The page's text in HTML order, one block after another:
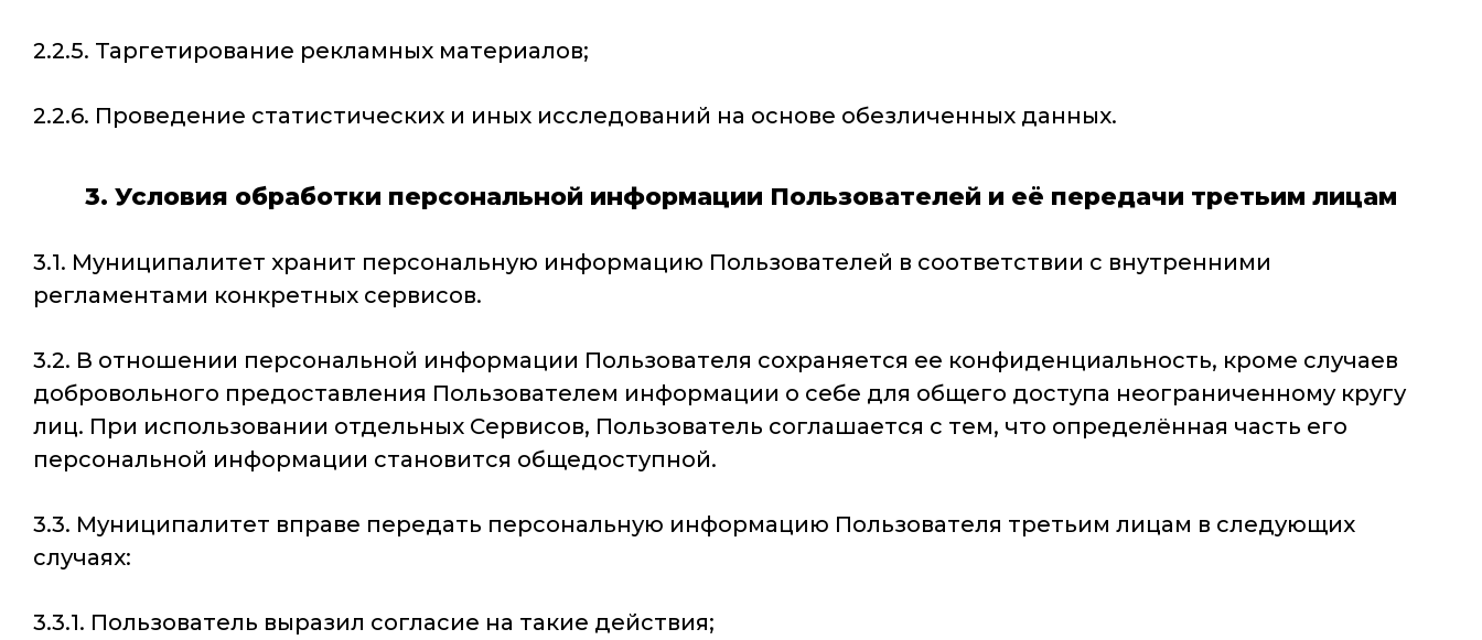
2.2.5. Таргетирование рекламных материалов;
2.2.6. Проведение статистических и иных исследований на основе обезличенных данных.
3. Условия обработки персональной информации Пользователей и её передачи третьим лицам
3.1. Муниципалитет хранит персональную информацию Пользователей в соответствии с внутренними
регламентами конкретных сервисов.
3.2. В отношении персональной информации Пользователя сохраняется ее конфиденциальность, кроме случаев
добровольного предоставления Пользователем информации о себе для общего доступа неограниченному кругу
лиц. При использовании отдельных Сервисов, Пользователь соглашается с тем, что определённая часть его
персональной информации становится общедоступной.
3.3. Муниципалитет вправе передать персональную информацию Пользователя третьим лицам в следующих
случаях:
3.3.1. Пользователь выразил согласие на такие действия;